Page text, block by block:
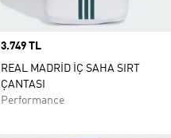
Price
3.749 TL
REAL MADRİD İÇ SAHA SIRT
ÇANTASI
Performance